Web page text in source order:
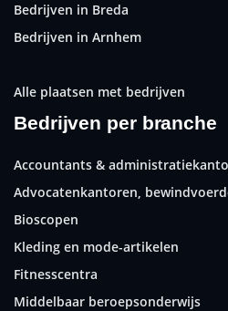
Bedrijven in Breda
Bedrijven in Arnhem
Alle plaatsen met bedrijven
Bedrijven per branche
Accountants &
Advocatenkantoren,
Bioscopen
Kleding en mode-artikelen
Fitnesscentra
Middelbaar beroepsonderwijs